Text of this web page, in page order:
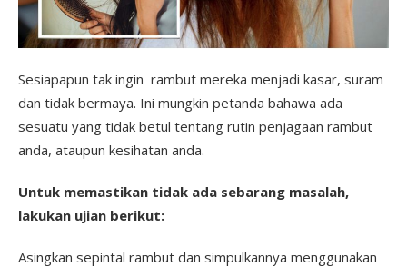
Sesiapapun tak ingin rambut mereka menjadi kasar, suram
dan tidak bermaya. Ini mungkin petanda bahawa ada
sesuatu yang tidak betul tentang rutin penjagaan rambut
anda, ataupun kesihatan anda.
Untuk memastikan tidak ada sebarang masalah,
lakukan ujian berikut:
Asingkan sepintal rambut dan simpulkannya menggunakan